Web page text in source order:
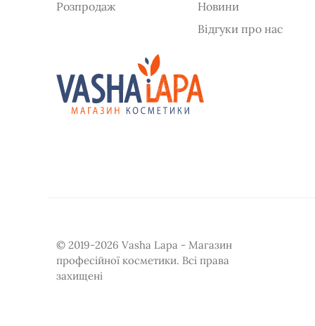
Розпродаж
Новини
Відгуки про нас
© 2019-2026 Vasha Lapa - Магазин
професійної косметики. Всі права
захищені